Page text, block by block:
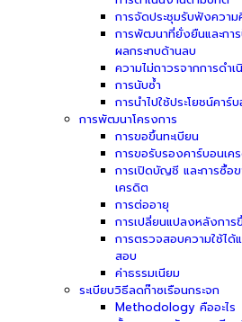
การจัดประชุมรับฟังความ
การพัฒนาที่ยั่งยืนและกา
ผลกระทบด้านลบ
ความไม่ถาวรจากการดำเ
การนับซ้ำ
การนำไปใช้ประโยชน์คาร์
การพัฒนาโครงการ
การขอขึ้นทะเบียน
การขอรับรองคาร์บอนเค
การเปิดบัญชี และการซื้อ
เครดิต
การต่ออายุ
การเปลี่ยนแปลงหลังการ
การตรวจสอบความใช้ได้
สอบ
ค่าธรรมเนียม
ระเบียบวิธีลดก๊าซเรือนกระจก
Methodology คืออะไร